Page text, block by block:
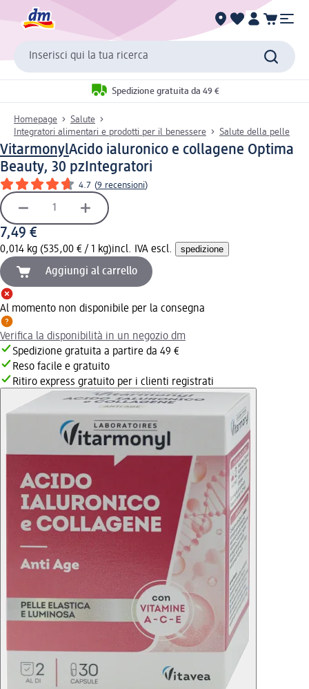
Inserisci qui la tua ricerca
Spedizione gratuita da 49 €
Homepage
Salute
Integratori alimentari e prodotti per il benessere
Salute della pelle
VitarmonylAcido ialuronico e collagene Optima
Beauty, 30 pz Integratori
4.7 (9 recensioni)
7,49 €
0,014 kg (535,00 € / 1 kg)incl. IVA escl. spedizione
Aggiungi al carrello
Al momento non disponibile per la consegna
Verifica la disponibilità in un negozio dm
Spedizione gratuita a partire da 49 €
Reso facile e gratuito
Ritiro express gratuito per i clienti registrati